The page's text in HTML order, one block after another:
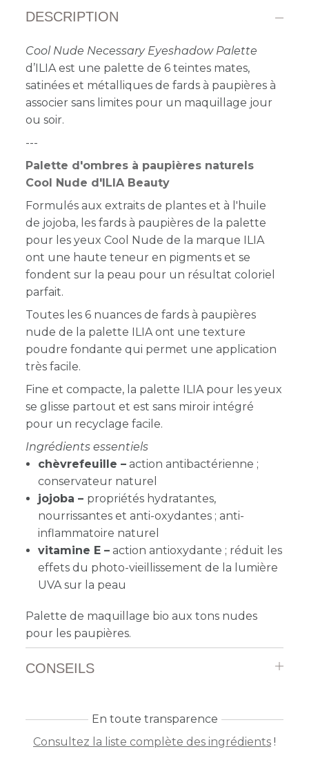
DESCRIPTION
Cool Nude Necessary Eyeshadow Palette
d’ILIA est une palette de 6 teintes mates,
satinées et métalliques de fards à paupières à
associer sans limites pour un maquillage jour
ou soir.
---
Palette d'ombres à paupières naturels
Cool Nude d'ILIA Beauty
Formulés aux extraits de plantes et à l'huile
de jojoba, les fards à paupières de la palette
pour les yeux Cool Nude de la marque ILIA
ont une haute teneur en pigments et se
fondent sur la peau pour un résultat coloriel
parfait.
Toutes les 6 nuances de fards à paupières
nude de la palette ILIA ont une texture
poudre fondante qui permet une application
très facile.
Fine et compacte, la palette ILIA pour les yeux
se glisse partout et est sans miroir intégré
pour un recyclage facile.
Ingrédients essentiels
chèvrefeuille – action antibactérienne ;
conservateur naturel
jojoba – propriétés hydratantes,
nourrissantes et anti-oxydantes ; anti-
inflammatoire naturel
vitamine E – action antioxydante ; réduit les
effets du photo-vieillissement de la lumière
UVA sur la peau
Palette de maquillage bio aux tons nudes
pour les paupières.
CONSEILS
En toute transparence
Consultez la liste complète des ingrédients !